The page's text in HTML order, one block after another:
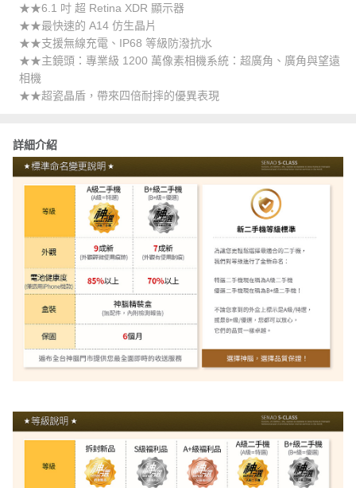
★★6.1 吋 超 Retina XDR 顯示器
★★最快速的 A14 仿生晶片
★★支援無線充電、IP68 等級防潑抗水
★★主鏡頭：專業級 1200 萬像素相機系統：超廣角、廣角與望遠
相機
★★超瓷晶盾，帶來四倍耐摔的優異表現
詳細介紹